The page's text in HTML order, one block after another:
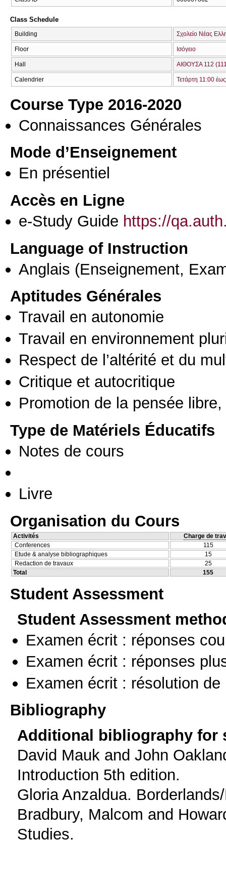
Class Schedule
Building Σχολείο Νέας
Floor Ισόγειο
Hall ΑΙΘΟΥΣΑ 112
Calendrier Τετάρτη 11:00
Course Type 2016-2020
Connaissances Générales
Mode d’Enseignement
En présentiel
Accès en Ligne
e-Study Guide https://
Language of Instruction
Anglais (Enseignement,
Aptitudes Générales
Travail en autonomie
Travail en environnement
Respect de l’altérité et du
Critique et autocritique
Promotion de la pensée
Type de Matériels Éducatifs
Notes de cours
Livre
Organisation du Cours
Activités
Charge de
Conferences
115
Etude & analyse bibliographiques
15
Redaction de travaux
25
Total
155
Student Assessment
Student Assessment
Examen écrit : réponses
Examen écrit : réponses
Examen écrit : résolution de
Bibliography
Additional bibliography for
David Mauk and John
Introduction 5th edition.
Gloria Anzaldua.
Bradbury, Malcom and
Studies.